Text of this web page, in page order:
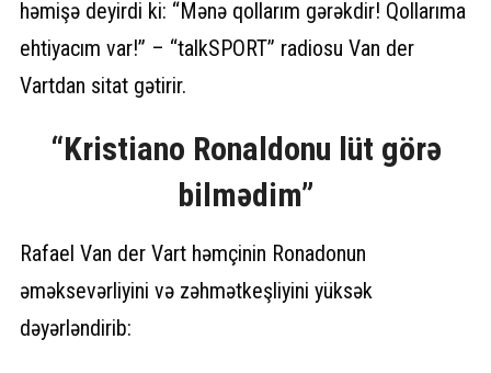
həmişə deyirdi ki: “Mənə qollarım gərəkdir! Qollarıma
ehtiyacım var!” – “talkSPORT” radiosu Van der
Vartdan sitat gətirir.
“Kristiano Ronaldonu lüt görə
bilmədim”
Rafael Van der Vart həmçinin Ronadonun
əməksevərliyini və zəhmətkeşliyini yüksək
dəyərləndirib: